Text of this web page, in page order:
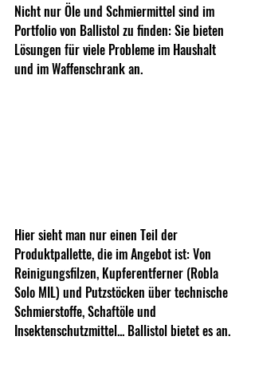
Nicht nur Öle und Schmiermittel sind im
Portfolio von Ballistol zu finden: Sie bieten
Lösungen für viele Probleme im Haushalt
und im Waffenschrank an.
Hier sieht man nur einen Teil der
Produktpallette, die im Angebot ist: Von
Reinigungsfilzen, Kupferentferner (Robla
Solo MIL) und Putzstöcken über technische
Schmierstoffe, Schaftöle und
Insektenschutzmittel... Ballistol bietet es an.